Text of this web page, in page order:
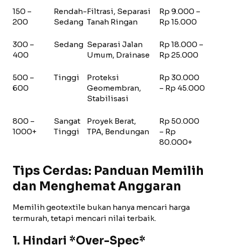
150 –
200
Rendah-
Sedang
Filtrasi, Separasi
Tanah Ringan
Rp 9.000 –
Rp 15.000
300 –
400
Sedang Separasi Jalan
Umum, Drainase
Rp 18.000 –
Rp 25.000
500 –
600
Tinggi
Proteksi
Geomembran,
Stabilisasi
Rp 30.000
– Rp 45.000
800 –
1000+
Sangat
Tinggi
Proyek Berat,
TPA, Bendungan
Rp 50.000
– Rp
80.000+
Tips Cerdas: Panduan Memilih
dan Menghemat Anggaran
Memilih geotextile bukan hanya mencari harga
termurah, tetapi mencari nilai terbaik.
1. Hindari *Over-Spec*